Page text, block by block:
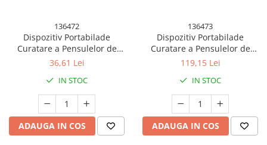
Kendama Legendary V3 King Size
Kendama Rainbow V2 Cupe Mari
Kendama Rainbow V3 King Size
Kendama Royal V3 King Size
Kendama Rubber Grip
Kendama Rubber Grip V2 Cupe
Mari
136472
Dispozitiv Portabilade
Curatare a Pensulelor de
Machiaj, pentru Pensule de
7000RPM, Vibratii Sonice, USB
Type C, 9x9x16 cm, Roz
36,61 Lei
IN STOC
ADAUGA IN COS
136473
Dispozitiv Portabilade
Curatare a Pensulelor de
Machiaj, cu Functie de
m, 17.3 x 12.1 x 17.5 cm, Alb
119,15 Lei
IN STOC
ADAUGA IN COS